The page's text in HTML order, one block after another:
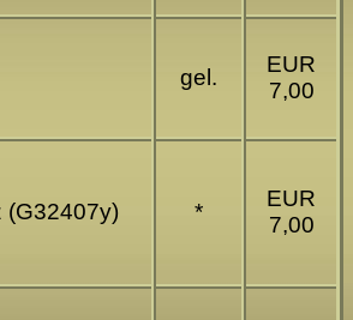
gel.
EUR
7,00
(G32407y) *
EUR
7,00